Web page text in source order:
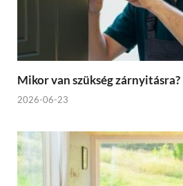
Mikor van szükség zárnyitásra?
2026-06-23